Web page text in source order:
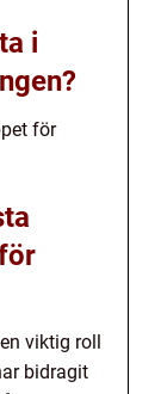
i
för
viktig roll
bidragit